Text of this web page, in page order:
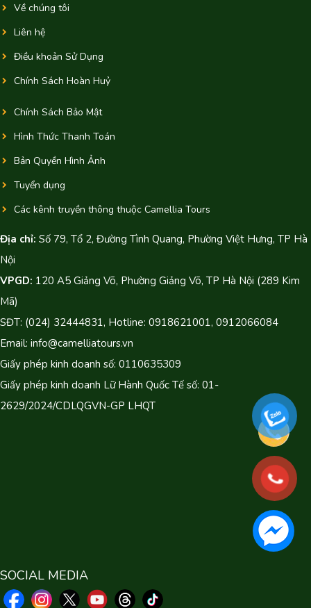
Về chúng tôi
Liên hệ
Điều khoản Sử Dụng
Chính Sách Hoàn Huỷ
Chính Sách Bảo Mật
Hình Thức Thanh Toán
Bản Quyền Hình Ảnh
Tuyển dụng
Các kênh truyền thông thuộc Camellia Tours
Địa chỉ: Số 79, Tổ 2, Đường Tình Quang, Phường Việt Hưng, TP Hà
Nội
VPGD: 120 A5 Giảng Võ, Phường Giảng Võ, TP Hà Nội (289 Kim
Mã)
SĐT: (024) 32444831, Hotline: 0918621001, 0912066084
Email: info@camelliatours.vn
Giấy phép kinh doanh số: 0110635309
Giấy phép kinh doanh Lữ Hành Quốc Tế số: 01-
2629/2024/CDLQGVN-GP LHQT
SOCIAL MEDIA